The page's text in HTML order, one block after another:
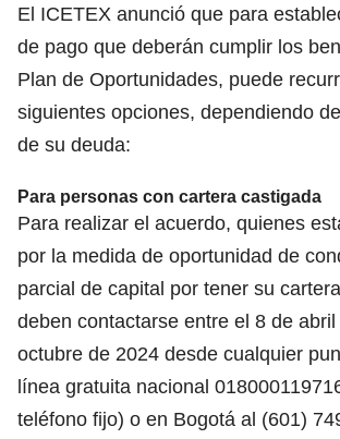
El ICETEX anunció que para
de pago que deberán cumplir los
Plan de Oportunidades, puede
siguientes opciones, dependiendo
de su deuda:
Para personas con cartera castigada
Para realizar el acuerdo, quienes
por la medida de oportunidad de
parcial de capital por tener su
deben contactarse entre el 8 de
octubre de 2024 desde cualquier
línea gratuita nacional
teléfono fijo) o en Bogotá al (601)